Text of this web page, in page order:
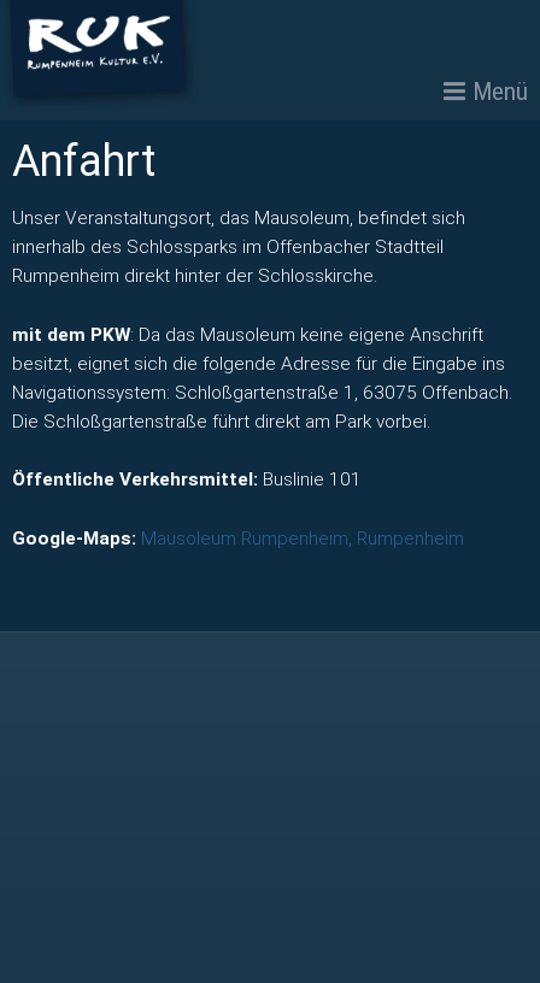
Menü
Anfahrt
Unser Veranstaltungsort, das Mausoleum, befindet sich
innerhalb des Schlossparks im Offenbacher Stadtteil
Rumpenheim direkt hinter der Schlosskirche.
mit dem PKW: Da das Mausoleum keine eigene Anschrift
besitzt, eignet sich die folgende Adresse für die Eingabe ins
Navigationssystem: Schloßgartenstraße 1, 63075 Offenbach.
Die Schloßgartenstraße führt direkt am Park vorbei.
Öffentliche Verkehrsmittel: Buslinie 101
Google-Maps: Mausoleum Rumpenheim, Rumpenheim